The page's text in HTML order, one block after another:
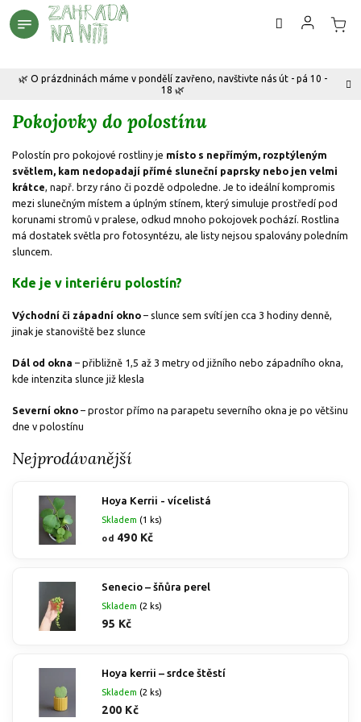
Přejít
na
🌿 O prázdninách máme v pondělí zavřeno, navštivte nás út - pá 10 -
18 🌿
Pokojovky do polostínu
Polostín pro pokojové rostliny je místo s nepřímým, rozptýleným
světlem, kam nedopadají přímé sluneční paprsky nebo jen velmi
krátce, např. brzy ráno či pozdě odpoledne. Je to ideální kompromis
mezi slunečným místem a úplným stínem, který simuluje prostředí pod
korunami stromů v pralese, odkud mnoho pokojovek pochází. Rostlina
má dostatek světla pro fotosyntézu, ale listy nejsou spalovány poledním
sluncem.
Kde je v interiéru polostín?
Východní či západní okno – slunce sem svítí jen cca 3 hodiny denně,
jinak je stanoviště bez slunce
Dál od okna – přibližně 1,5 až 3 metry od jižního nebo západního okna,
kde intenzita slunce již klesla
Severní okno – prostor přímo na parapetu severního okna je po většinu
dne v polostínu
Nejprodávanější
Hoya Kerrii - vícelistá
Skladem (1 ks)
od 490 Kč
Senecio – šňůra perel
Skladem (2 ks)
95 Kč
Hoya kerrii – srdce štěstí
Skladem (2 ks)
200 Kč